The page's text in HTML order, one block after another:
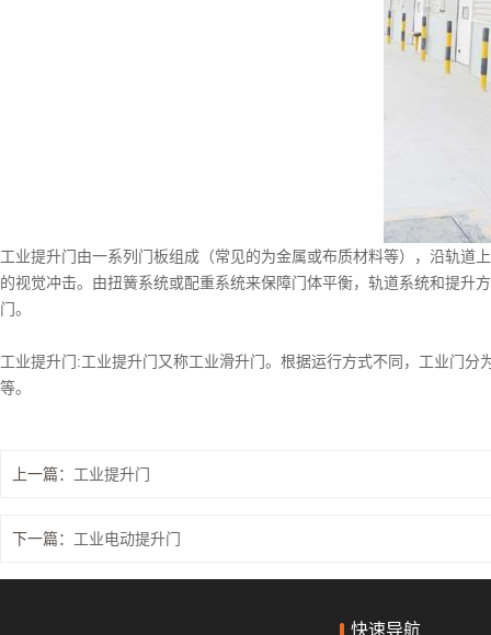
工业提升门由一系列门板组成（常见的为金属或布质材料等），沿轨道
的视觉冲击。由扭簧系统或配重系统来保障门体平衡，轨道系统和提升
门。
工业提升门:工业提升门又称工业滑升门。根据运行方式不同，工业门
等。
上一篇： 工业提升门
下一篇： 工业电动提升门
快速导航